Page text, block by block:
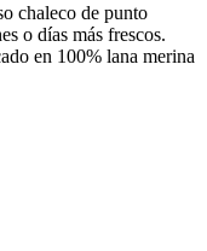
chaleco de punto
o días más frescos.
en 100% lana merina